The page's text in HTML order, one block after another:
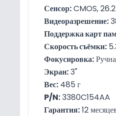
Сенсор: CMOS,
Видеоразрешение:
Поддержка карт
Скорость съёмки:
Фокусировка:
Экран: 3"
Вес: 485 г
P/N: 3380C154AA
Гарантия: 12